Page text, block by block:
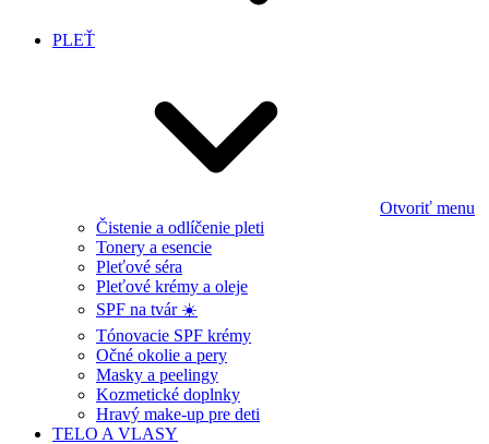
PLEŤ
Otvoriť menu
Čistenie a odlíčenie pleti
Tonery a esencie
Pleťové séra
Pleťové krémy a oleje
SPF na tvár ☀️
Tónovacie SPF krémy
Očné okolie a pery
Masky a peelingy
Kozmetické doplnky
Hravý make-up pre deti
TELO A VLASY